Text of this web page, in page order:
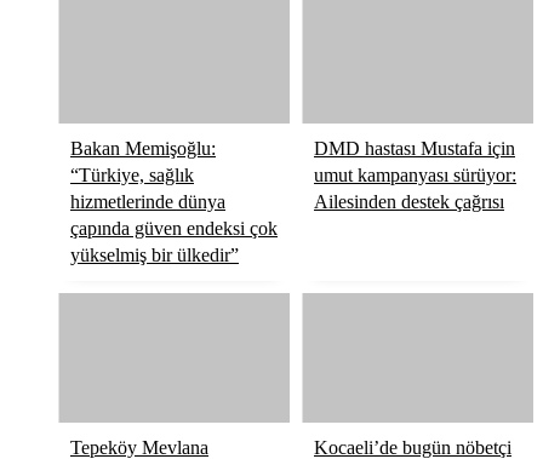
Bakan Memişoğlu:
“Türkiye, sağlık
hizmetlerinde dünya
çapında güven endeksi çok
yükselmiş bir ülkedir”
DMD hastası Mustafa için
umut kampanyası sürüyor:
Ailesinden destek çağrısı
Tepeköy Mevlana
Kocaeli’de bugün nöbetçi